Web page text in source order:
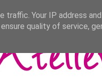
Your IP address
quality of service,